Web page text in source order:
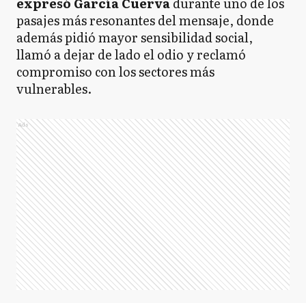
pasajes más resonantes del mensaje, donde
además pidió mayor sensibilidad social,
llamó a dejar de lado el odio y reclamó
compromiso con los sectores más
vulnerables.
Ads